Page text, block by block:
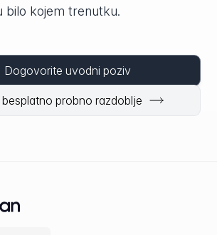
bilo kojem trenutku.
Dogovorite uvodni poziv
probno razdoblje